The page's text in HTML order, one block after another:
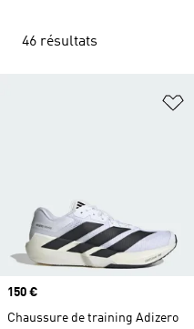
46 résultats
Prix
150 €
Chaussure de training Adizero